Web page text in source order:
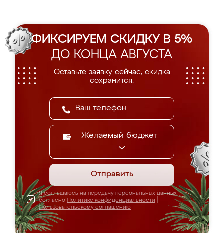
ФИКСИРУЕМ СКИДКУ В 5%
ДО КОНЦА АВГУСТА
Оставьте заявку сейчас, скидка
сохранится.
Желаемый бюджет
Отправить
Я соглашаюсь на передачу персональных данных
согласно Политике конфиденциальности
Пользовательскому соглашению